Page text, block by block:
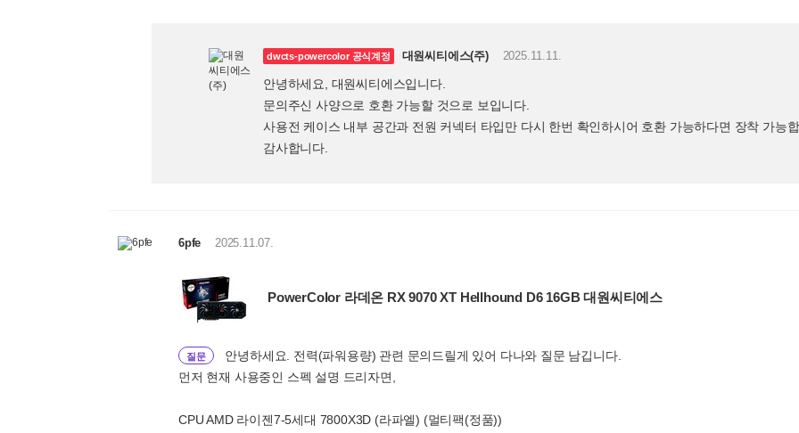
dwcts-powercolor 공식계정 대원씨티에스(주) 2025.11.11.
안녕하세요, 대원씨티에스입니다.
문의주신 사양으로 호환 가능할 것으로 보입니다.
사용전 케이스 내부 공간과 전원 커넥터 타입만 다시 한번 확인하시어 호환 가능하다면 장착 가능
감사합니다.
6pfe 2025.11.07.
PowerColor 라데온 RX 9070 XT Hellhound D6 16GB 대원씨티에스
질문
안녕하세요. 전력(파워용량) 관련 문의드릴게 있어 다나와 질문 남깁니다.
먼저 현재 사용중인 스펙 설명 드리자면,
CPU AMD 라이젠7-5세대 7800X3D (라파엘) (멀티팩(정품))